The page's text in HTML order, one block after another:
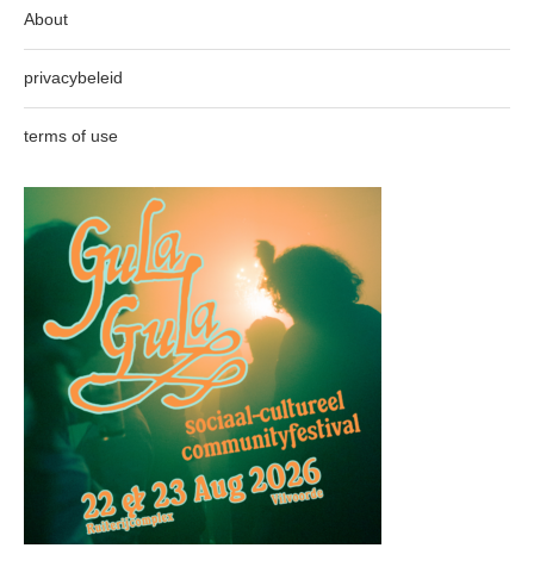
About
privacybeleid
terms of use